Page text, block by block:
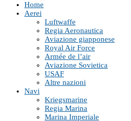
Home
Aerei
Luftwaffe
Regia Aeronautica
Aviazione giapponese
Royal Air Force
Armée de l’air
Aviazione Sovietica
USAF
Altre nazioni
Navi
Kriegsmarine
Regia Marina
Marina Imperiale